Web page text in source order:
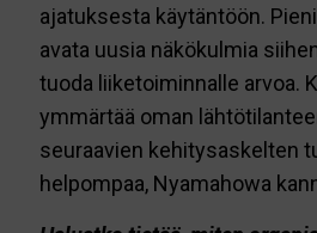
ajatuksesta käytäntöön.
avata uusia näkökulmia
tuoda liiketoiminnalle arvoa.
ymmärtää oman
seuraavien kehitysaskelten
helpompaa, Nyamahowa